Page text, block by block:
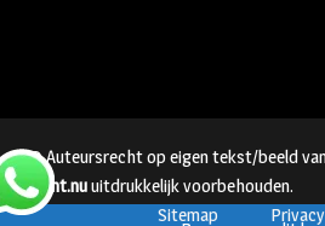
© Auteursrecht op eigen tekst/beeld
Vught.nuuitdrukkelijk voorbehouden.
Sitemap